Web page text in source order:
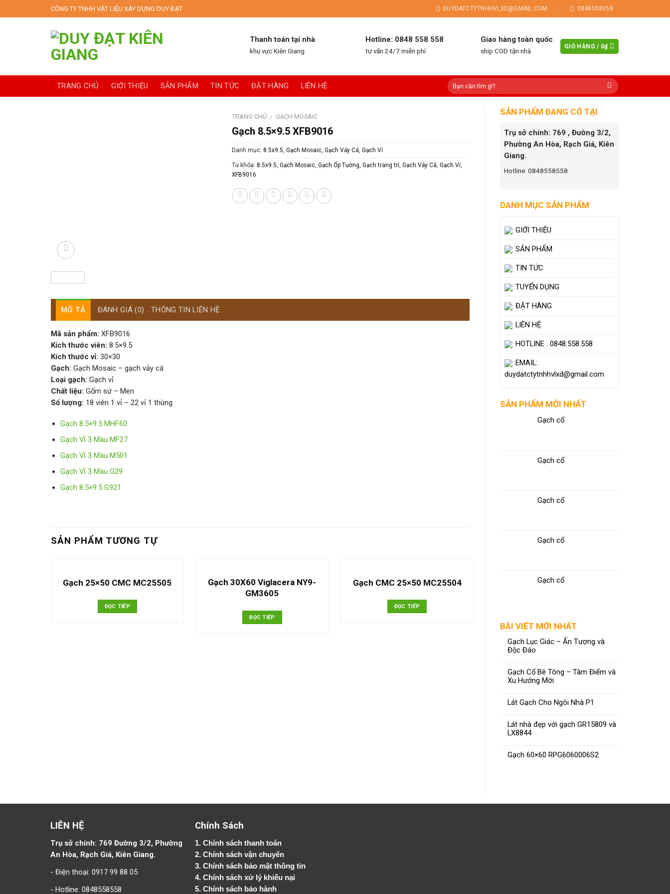
to
CÔNG TY TNHH VẬT LIỆU XÂY DỰNG DUY ĐẠT DUYDATCTYTNHHVLXD@GMAIL.COM 0848558558
Thanh toán tại nhà
khu vực Kiên Giang
Hotline: 0848 558 558
tư vấn 24/7 miễn phí
Giao hàng toàn quốc
ship COD tận nhà
GIỎ HÀNG / 0₫
TRANG CHỦ GIỚI THIỆU SẢN PHẨM TIN TỨC ĐẶT HÀNG LIÊN HỆ
TRANG CHỦ / GẠCH MOSAIC
Gạch 8.5×9.5 XFB9016
Danh mục: 8.5x9.5, Gạch Mosaic, Gạch Vảy Cá, Gạch Vỉ
Từ khóa: 8.5x9.5, Gạch Mosaic, Gạch Ốp Tường, Gạch trang trí, Gạch Vảy Cá, Gạch Vỉ,
XFB9016
MÔ TẢ ĐÁNH GIÁ (0) THÔNG TIN LIÊN HỆ
Mã sản phẩm: XFB9016
Kích thước viên: 8.5×9.5
Kích thước vỉ: 30×30
Gạch: Gạch Mosaic – gạch vảy cá
Loại gạch: Gạch vỉ
Chất liệu: Gốm sứ – Men
Số lượng: 18 viên 1 vỉ – 22 vỉ 1 thùng
Gạch 8.5×9.5 MHF60
Gạch Vỉ 3 Màu MF27
Gạch Vỉ 3 Màu M501
Gạch Vỉ 3 Màu G29
Gạch 8.5×9.5 G921
SẢN PHẨM TƯƠNG TỰ
Gạch 25×50 CMC MC25505
ĐỌC TIẾP
Gạch 30X60 Viglacera NY9-
GM3605
ĐỌC TIẾP
Gạch CMC 25×50 MC25504
ĐỌC TIẾP
Gạch CMC SG81006 80X80
ĐỌC TIẾP
SẢN PHẨM ĐANG CÓ TẠI
Trụ sở chính: 769 , Đường 3/2,
Phường An Hòa, Rạch Giá, Kiên
Giang.
Hotline: 0848558558
DANH MỤC SẢN PHẨM
GIỚI THIỆU
SẢN PHẨM
TIN TỨC
TUYỂN DỤNG
ĐẶT HÀNG
LIÊN HỆ
HOTLINE : 0848.558.558
EMAIL:
duydatctytnhhvlxd@gmail.com
SẢN PHẨM MỚI NHẤT
Gạch cổ
Gạch cổ
Gạch cổ
Gạch cổ
Gạch cổ
BÀI VIẾT MỚI NHẤT
Gạch Lục Giác – Ấn Tượng và
Độc Đáo
Gạch Cổ Bê Tông – Tâm Điểm và
Xu Hướng Mới
Lát Gạch Cho Ngôi Nhà P1
Lát nhà đẹp với gạch GR15809 và
LX8844
Gạch 60×60 RPG6060006S2
LIÊN HỆ
Trụ sở chính: 769 Đường 3/2, Phường
An Hòa, Rạch Giá, Kiên Giang.
- Điện thoại: 0917 99 88 05
- Hotline: 0848558558
Chính Sách
1.Chính sách thanh toán
2.Chính sách vận chuyển
3. Chính sách bảo mật thông tin
4.Chính sách xử lý khiếu nại
5.Chính sách bảo hành